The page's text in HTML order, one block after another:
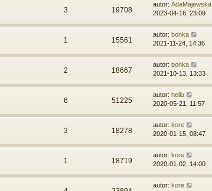
3 19708
autor: AdaMajewska
2023-04-16, 23:09
1 15561
autor: bonka
2021-11-24, 14:36
2 18667
autor: bonka
2021-10-13, 13:33
6 51225
autor: hella
2020-05-21, 11:57
3 18278
autor: kore
2020-01-15, 08:47
1 18719
autor: kore
2020-01-02, 14:00
autor: kore